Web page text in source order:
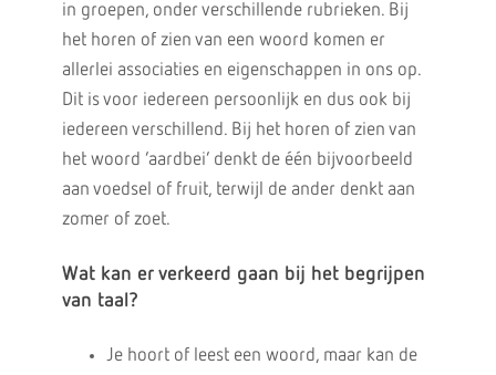
in groepen, onder verschillende rubrieken. Bij
het horen of zien van een woord komen er
allerlei associaties en eigenschappen in ons op.
Dit is voor iedereen persoonlijk en dus ook bij
iedereen verschillend. Bij het horen of zien van
het woord ‘aardbei’ denkt de één bijvoorbeeld
aan voedsel of fruit, terwijl de ander denkt aan
zomer of zoet.
Wat kan er verkeerd gaan bij het begrijpen
van taal?
Je hoort of leest een woord, maar kan de